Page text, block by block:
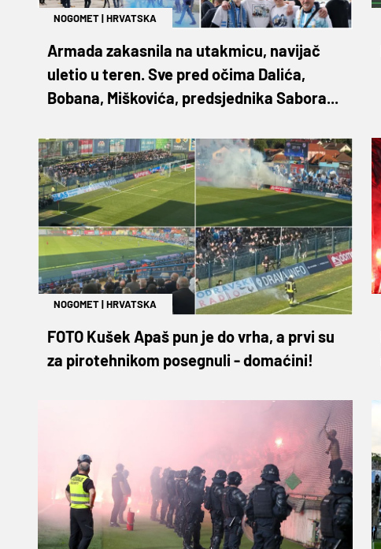
NOGOMET|HRVATSKA
Armada zakasnila na utakmicu, navijač
uletio u teren. Sve pred očima Dalića,
Bobana, Miškovića, predsjednika Sabora...
NOGOMET|HRVATSKA
FOTO Kušek Apaš pun je do vrha, a prvi su
za pirotehnikom posegnuli - domaćini!